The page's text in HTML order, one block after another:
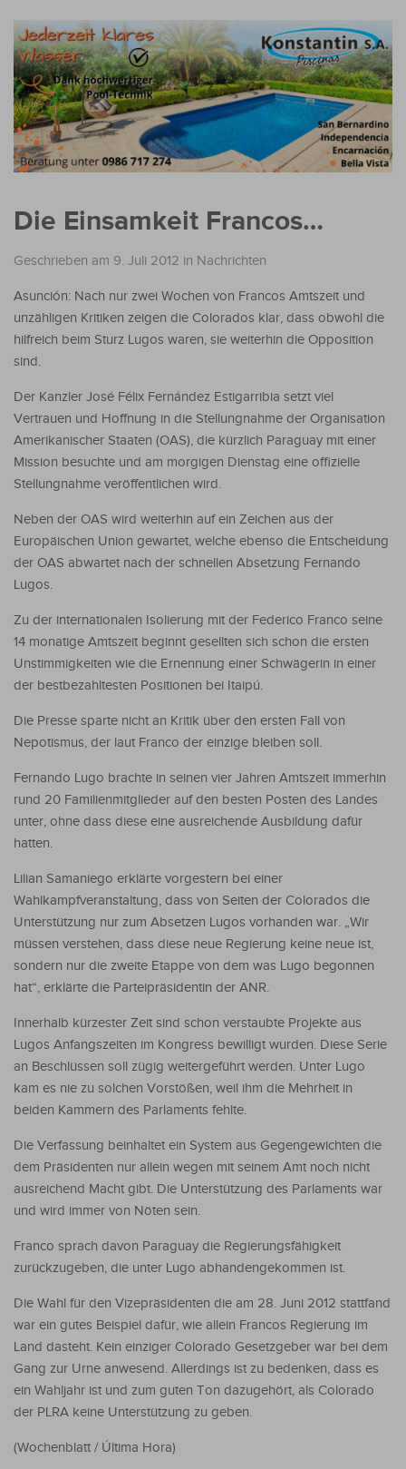
Die Einsamkeit Francos…
Geschrieben am 9. Juli 2012 in Nachrichten
Asunción: Nach nur zwei Wochen von Francos Amtszeit und
unzähligen Kritiken zeigen die Colorados klar, dass obwohl die
hilfreich beim Sturz Lugos waren, sie weiterhin die Opposition
sind.
Der Kanzler José Félix Fernández Estigarribia setzt viel
Vertrauen und Hoffnung in die Stellungnahme der Organisation
Amerikanischer Staaten (OAS), die kürzlich Paraguay mit einer
Mission besuchte und am morgigen Dienstag eine offizielle
Stellungnahme veröffentlichen wird.
Neben der OAS wird weiterhin auf ein Zeichen aus der
Europäischen Union gewartet, welche ebenso die Entscheidung
der OAS abwartet nach der schnellen Absetzung Fernando
Lugos.
Zu der internationalen Isolierung mit der Federico Franco seine
14 monatige Amtszeit beginnt gesellten sich schon die ersten
Unstimmigkeiten wie die Ernennung einer Schwägerin in einer
der bestbezahltesten Positionen bei Itaipú.
Die Presse sparte nicht an Kritik über den ersten Fall von
Nepotismus, der laut Franco der einzige bleiben soll.
Fernando Lugo brachte in seinen vier Jahren Amtszeit immerhin
rund 20 Familienmitglieder auf den besten Posten des Landes
unter, ohne dass diese eine ausreichende Ausbildung dafür
hatten.
Lilian Samaniego erklärte vorgestern bei einer
Wahlkampfveranstaltung, dass von Seiten der Colorados die
Unterstützung nur zum Absetzen Lugos vorhanden war. „Wir
müssen verstehen, dass diese neue Regierung keine neue ist,
sondern nur die zweite Etappe von dem was Lugo begonnen
hat“, erklärte die Parteipräsidentin der ANR.
Innerhalb kürzester Zeit sind schon verstaubte Projekte aus
Lugos Anfangszeiten im Kongress bewilligt wurden. Diese Serie
an Beschlüssen soll zügig weitergeführt werden. Unter Lugo
kam es nie zu solchen Vorstößen, weil ihm die Mehrheit in
beiden Kammern des Parlaments fehlte.
Die Verfassung beinhaltet ein System aus Gegengewichten die
dem Präsidenten nur allein wegen mit seinem Amt noch nicht
ausreichend Macht gibt. Die Unterstützung des Parlaments war
und wird immer von Nöten sein.
Franco sprach davon Paraguay die Regierungsfähigkeit
zurückzugeben, die unter Lugo abhandengekommen ist.
Die Wahl für den Vizepräsidenten die am 28. Juni 2012 stattfand
war ein gutes Beispiel dafür, wie allein Francos Regierung im
Land dasteht. Kein einziger Colorado Gesetzgeber war bei dem
Gang zur Urne anwesend. Allerdings ist zu bedenken, dass es
ein Wahljahr ist und zum guten Ton dazugehört, als Colorado
der PLRA keine Unterstützung zu geben.
(Wochenblatt / Última Hora)